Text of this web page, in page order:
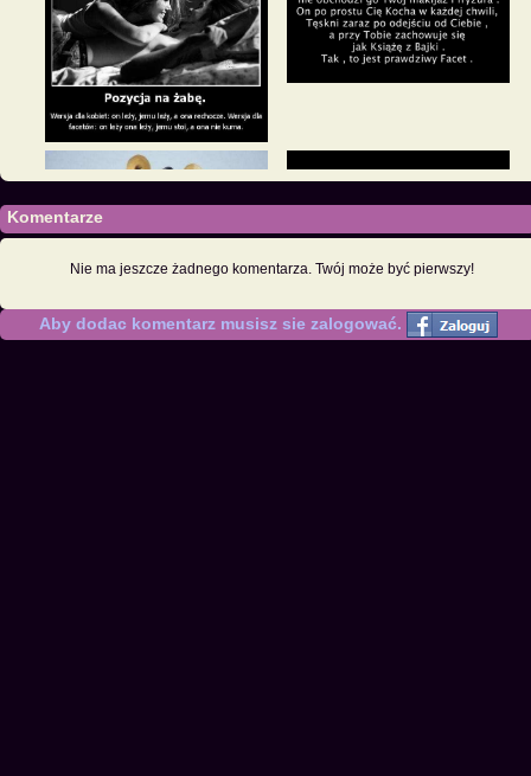
Komentarze
Nie ma jeszcze żadnego komentarza. Twój może być pierwszy!
Aby dodac komentarz musisz sie zalogować.